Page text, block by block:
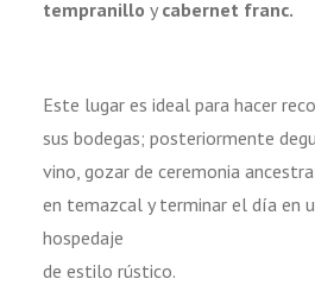
tempranillo y cabernet franc.
Este lugar es ideal para hacer
sus bodegas; posteriormente
vino, gozar de ceremonia
en temazcal y terminar el día en
hospedaje
de estilo rústico.